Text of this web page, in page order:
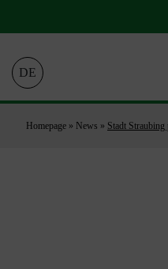
DE
Homepage » News » Stadt